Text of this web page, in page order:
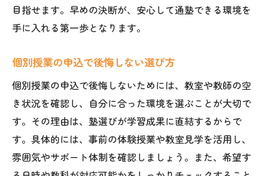
目指せます。早めの決断が、安心して通塾できる環境を
手に入れる第一歩となります。
個別授業の申込で後悔しない選び方
個別授業の申込で後悔しないためには、教室や教師の空
き状況を確認し、自分に合った環境を選ぶことが大切で
す。その理由は、塾選びが学習成果に直結するからで
す。具体的には、事前の体験授業や教室見学を活用し、
雰囲気やサポート体制を確認しましょう。また、希望す